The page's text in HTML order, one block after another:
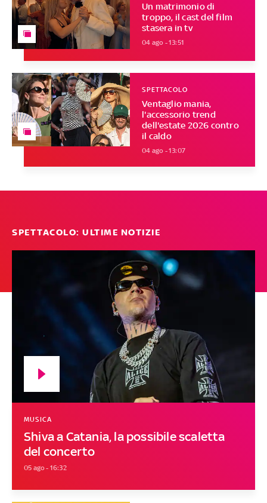
Un matrimonio di
troppo, il cast del film
stasera in tv
04 ago - 13:51
Ventaglio mania,
l'accessorio trend
dell'estate 2026 contro
il caldo
SPETTACOLO
04 ago - 13:07
SPETTACOLO: ULTIME NOTIZIE
Shiva a Catania, la possibile scaletta
del concerto
MUSICA
05 ago - 16:32